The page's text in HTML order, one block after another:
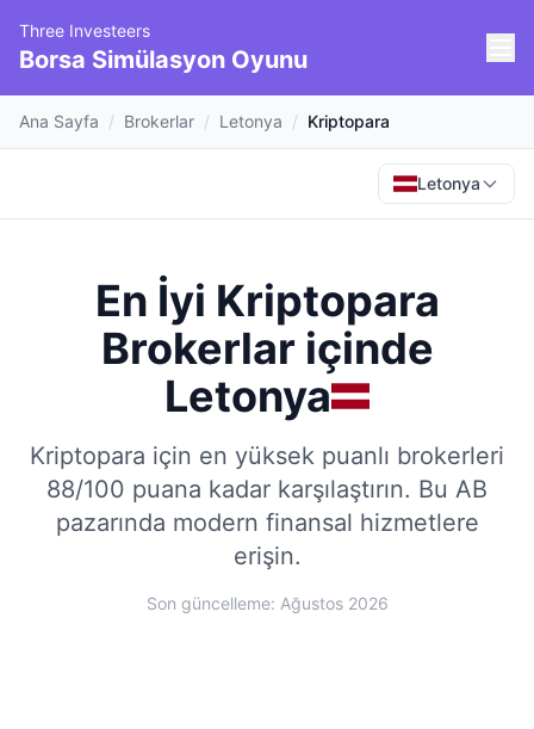
Three Investeers
Borsa Simülasyon Oyunu
Ana Sayfa / Brokerlar / Letonya / Kriptopara
Letonya
En İyi Kriptopara
Brokerlar içinde
Letonya
Kriptopara için en yüksek puanlı brokerleri
88/100 puana kadar karşılaştırın. Bu AB
pazarında modern finansal hizmetlere
erişin.
Son güncelleme: Ağustos 2026